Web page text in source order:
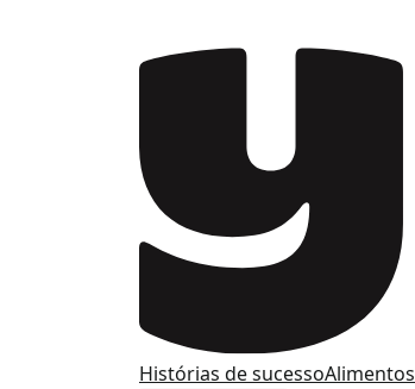
Histórias de sucessoAlimentos